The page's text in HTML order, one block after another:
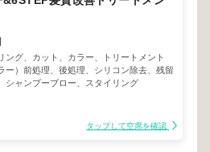
ング、カット、カラー、トリートメント
ー）前処理、後処理、シリコン除去、残留
シャンプーブロー、スタイリング
タップして空席を確認